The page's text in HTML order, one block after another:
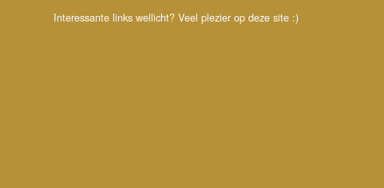
Interessante links wellicht? Veel plezier op deze site :)